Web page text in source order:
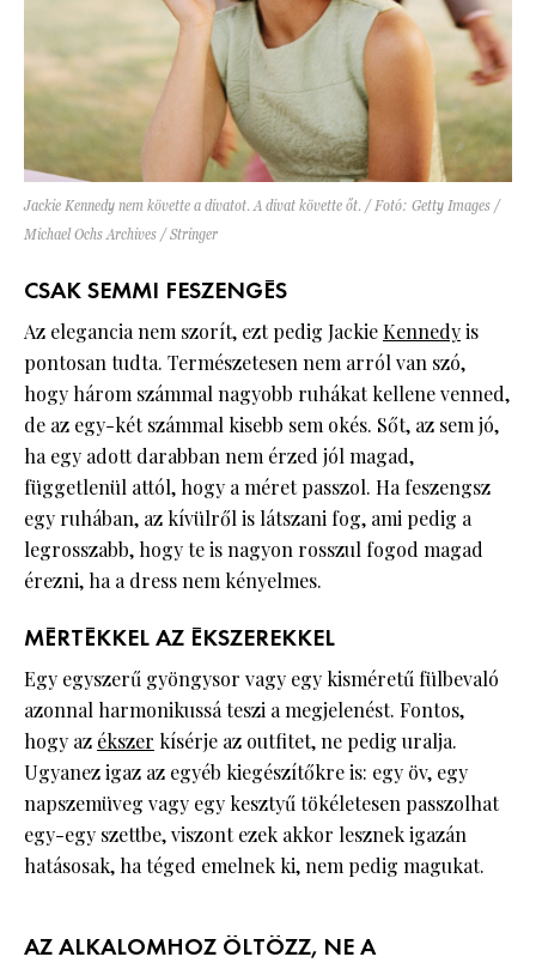
Jackie Kennedy nem követte a divatot. A divat követte őt. / Fotó: Getty Images /
Michael Ochs Archives / Stringer
CSAK SEMMI FESZENGÉS
Az elegancia nem szorít, ezt pedig JackieKennedyis
pontosan tudta. Természetesen nem arról van szó,
hogy három számmal nagyobb ruhákat kellene venned,
de az egy-két számmal kisebb sem okés. Sőt, az sem jó,
ha egy adott darabban nem érzed jól magad,
függetlenül attól, hogy a méret passzol. Ha feszengsz
egy ruhában, az kívülről is látszani fog, ami pedig a
legrosszabb, hogy te is nagyon rosszul fogod magad
érezni, ha a dress nem kényelmes.
MÉRTÉKKEL AZ ÉKSZEREKKEL
Egy egyszerű gyöngysor vagy egy kisméretű fülbevaló
azonnal harmonikussá teszi a megjelenést. Fontos,
hogy az ékszer kísérje az outfitet, ne pedig uralja.
Ugyanez igaz az egyéb kiegészítőkre is: egy öv, egy
napszemüveg vagy egy kesztyű tökéletesen passzolhat
egy-egy szettbe, viszont ezek akkor lesznek igazán
hatásosak, ha téged emelnek ki, nem pedig magukat.
AZ ALKALOMHOZ ÖLTÖZZ, NE A